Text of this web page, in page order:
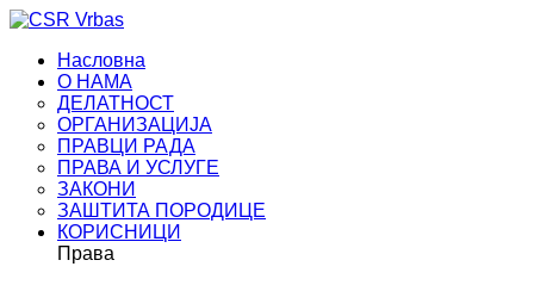
Насловна
О НАМА
ДЕЛАТНОСТ
ОРГАНИЗАЦИЈА
ПРАВЦИ РАДА
ПРАВА И УСЛУГЕ
ЗАКОНИ
ЗАШТИТА ПОРОДИЦЕ
КОРИСНИЦИ
Права